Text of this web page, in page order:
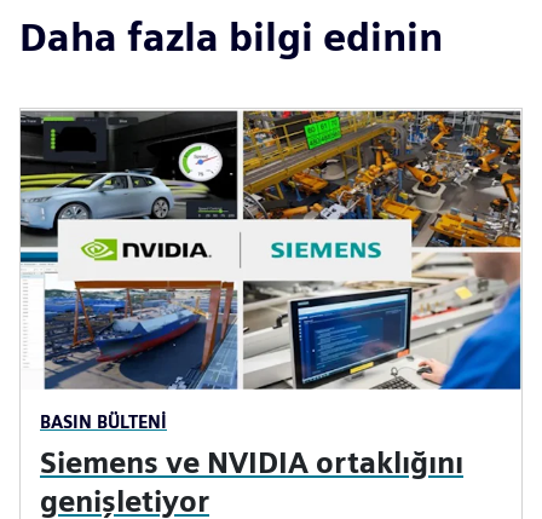
Daha fazla bilgi edinin
BASIN BÜLTENI
Siemens ve NVIDIA ortaklığını
genişletiyor